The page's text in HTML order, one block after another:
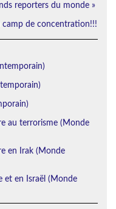
reporters du monde »
camp de concentration!!!
au terrorisme (Monde
en Irak (Monde
et en Israël (Monde